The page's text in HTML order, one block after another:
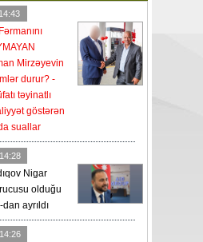
Mirzəyevin
durur? -
təyinatlı
göstərən
suallar
Nigar
olduğu
ayrıldı